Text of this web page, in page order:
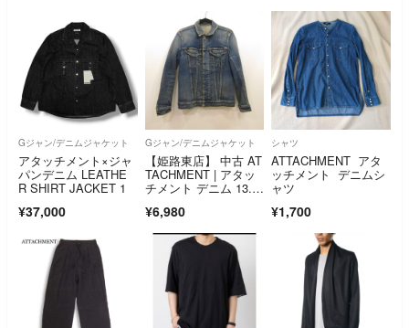
Gジャン/デニムジャケット
アタッチメント×ジャ
パンデニム LEATHE
R SHIRT JACKET 1
¥37,000
Gジャン/デニムジャケット
【姫路東店】 中古 AT
TACHMENT | アタッ
チメント デニム 13.5
ッチセルヴィッチデニ
ム AB71-216 ネイビ
ー サイズ：2 【96】
¥6,980
シャツ
ATTACHMENT アタ
ッチメント デニムシ
ャツ
¥1,700